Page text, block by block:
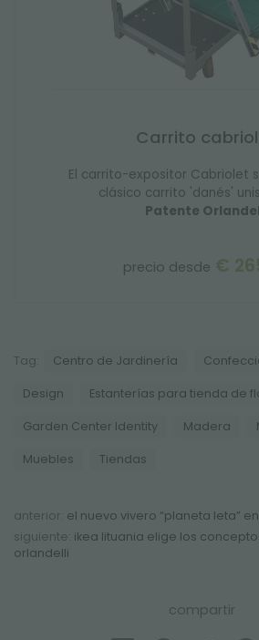
Carrito
El carrito-expositor Cabriolet
clásico carrito 'danés'
Patente
precio desde €
Tag: Centro de Jardinería
Design Estanterías para tienda de
Garden Center Identity Madera
Muebles Tiendas
anterior: el nuevo vivero “planeta leta”
siguiente: ikea lituania elige los
orlandelli
compartir